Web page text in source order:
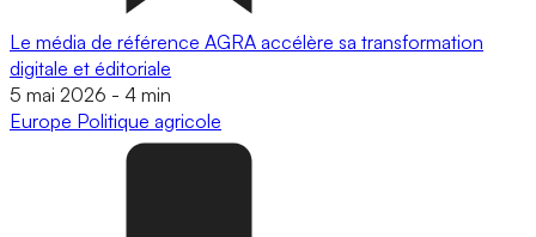
Le média de référence AGRA accélère sa transformation
digitale et éditoriale
5 mai 2026 - 4 min
Europe Politique agricole